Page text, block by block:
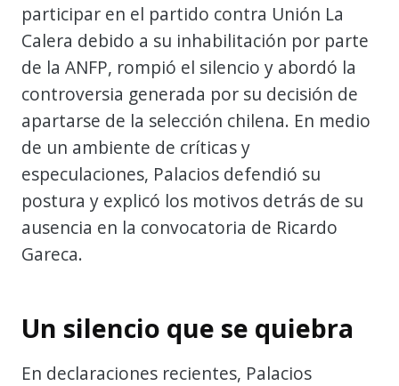
participar en el partido contra Unión La
Calera debido a su inhabilitación por parte
de la ANFP, rompió el silencio y abordó la
controversia generada por su decisión de
apartarse de la selección chilena. En medio
de un ambiente de críticas y
especulaciones, Palacios defendió su
postura y explicó los motivos detrás de su
ausencia en la convocatoria de Ricardo
Gareca.
Un silencio que se quiebra
En declaraciones recientes, Palacios